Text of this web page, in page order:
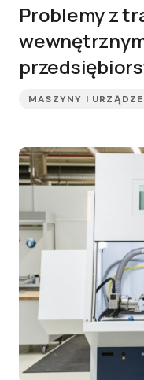
Problemy z
MASZYNY I